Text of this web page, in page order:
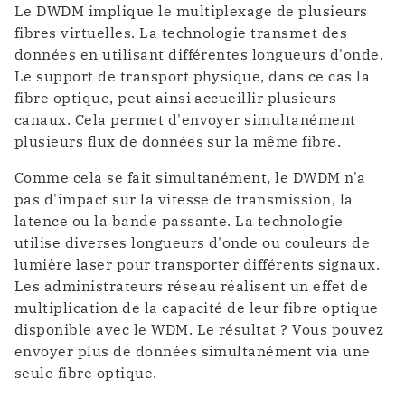
Le DWDM implique le multiplexage de plusieurs
fibres virtuelles. La technologie transmet des
données en utilisant différentes longueurs d'onde.
Le support de transport physique, dans ce cas la
fibre optique, peut ainsi accueillir plusieurs
canaux. Cela permet d'envoyer simultanément
plusieurs flux de données sur la même fibre.
Comme cela se fait simultanément, le DWDM n'a
pas d'impact sur la vitesse de transmission, la
latence ou la bande passante. La technologie
utilise diverses longueurs d'onde ou couleurs de
lumière laser pour transporter différents signaux.
Les administrateurs réseau réalisent un effet de
multiplication de la capacité de leur fibre optique
disponible avec le WDM. Le résultat ? Vous pouvez
envoyer plus de données simultanément via une
seule fibre optique.